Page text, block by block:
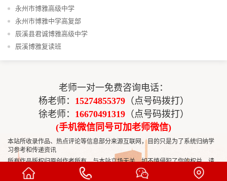
永州市博雅高级中学
永州市博雅中学高复部
辰溪县君诚博雅高级中学
辰溪博雅复读班
老师一对一免费咨询电话：
杨老师： 15274855379（点号码拨打）
徐老师： 16670491319（点号码拨打）
(手机微信同号可加老师微信)
本站所收录作品、热点评论等信息部分来源互联网，目的只是为了系统归纳学
习参考和传递资讯
所有作品版权归原创作者所有，与本站立场无关，如不慎侵犯了你的权益，请
联系我们50455704
告知，我们将做删除处理！